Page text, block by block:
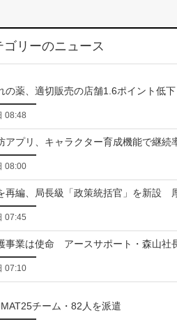
ゴリーのニュース
の薬、適切販売の店舗1.6ポイント低下
08:48
アプリ、キャラクター育成機能で継続
08:00
再編、局長級「政策統括官」を新設
07:45
事業は使命 アースサポート・森山社
07:10
チーム・82人を派遣